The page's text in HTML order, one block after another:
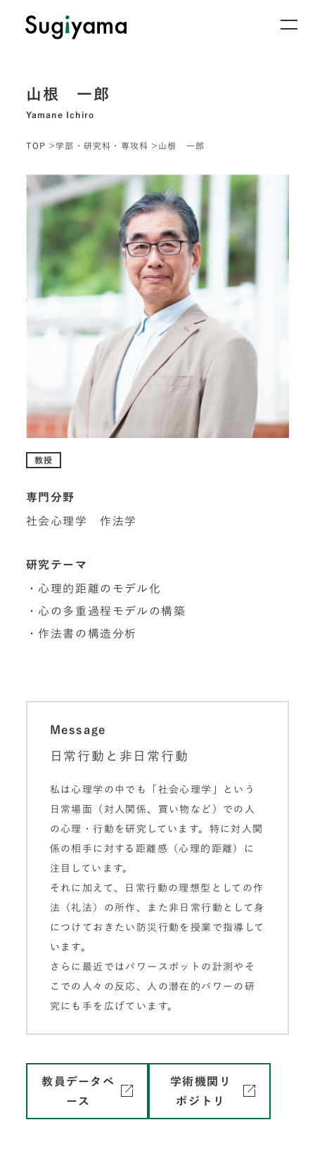
山根 一郎
Yamane Ichiro
TOP 学部・研究科・専攻科 山根 一郎
教授
専門分野
社会心理学 作法学
研究テーマ
・心理的距離のモデル化
・心の多重過程モデルの構築
・作法書の構造分析
Message
日常行動と非日常行動
私は心理学の中でも「社会心理学」という
日常場面（対人関係、買い物など）での人
の心理・行動を研究しています。特に対人関
係の相手に対する距離感（心理的距離）に
注目しています。
それに加えて、日常行動の理想型としての作
法（礼法）の所作、また非日常行動として身
につけておきたい防災行動を授業で指導して
います。
さらに最近ではパワースポットの計測やそ
こでの人々の反応、人の潜在的パワーの研
究にも手を広げています。
教員データベ
ース
学術機関リ
ポジトリ